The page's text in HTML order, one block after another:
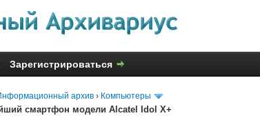
Зарегистрироваться
архив › Компьютеры
смартфон модели Alcatel Idol X+